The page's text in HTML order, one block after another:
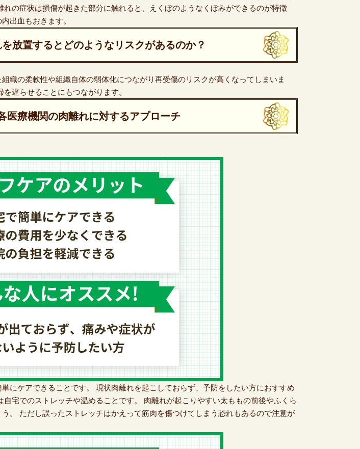
の症状は損傷が起きた部分に触れると、えくぼのようなくぼみができるのが特徴
出血もおきます。
放置するとどのようなリスクがあるのか？
織の柔軟性や組織自体の弱体化につながり再受傷のリスクが高くなってしまいま
遅らせることにもつながります。
医療機関の肉離れに対するアプローチ
にケアできることです。 現状肉離れを起こしておらず、予防をしたい方におすすめ
宅でのストレッチや温めることです。 肉離れが起こりやすい太ももの前後やふくら
。 ただし誤ったストレッチはかえって筋肉を傷つけてしまう恐れもあるので注意が